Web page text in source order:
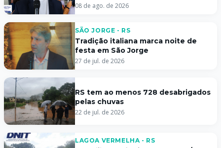
08 de ago. de 2026
SÃO JORGE - RS
Tradição italiana marca noite de
festa em São Jorge
27 de jul. de 2026
RS tem ao menos 728 desabrigados
pelas chuvas
22 de jul. de 2026
LAGOA VERMELHA - RS